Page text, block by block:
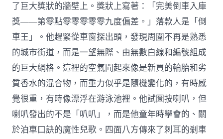
了巨大獎狀的牆壁上。獎狀上寫著：「完美倒車入庫
獎——第零點零零零零零九度偏差。」落款人是「倒
車王」。他趕緊從車窗探出頭，發現周圍不再是熟悉
的城市街道，而是一望無際、由無數白線和編號組成
的巨大網格。這裡的空氣聞起來像是新買的輪胎和劣
質香水的混合物，而重力似乎是隨機變化的，有時感
覺很重，有時像漂浮在游泳池裡。他試圖按喇叭，但
喇叭發出的不是「叭叭」，而是他童年時學會的、關
於泊車口訣的魔性兒歌。四面八方傳來了刺耳的剎車